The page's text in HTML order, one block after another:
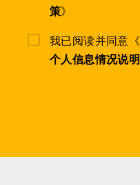
策》
我已阅读并同意《
个人信息情况说明